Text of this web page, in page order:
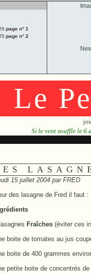
page n° 1
page n° 2
Le
Si le vent souffle le 6
15 juillet 2004 par FRED
des lasagne de Fred il faut :
Fraîches (éviter ces
boite de tomates au jus
boite de 400 grammes
petite boite de concentrés